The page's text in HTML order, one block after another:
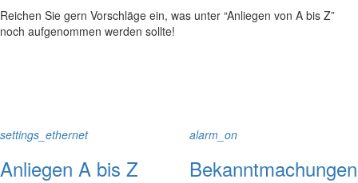
Reichen Sie gern Vorschläge ein, was unter “Anliegen von A bis Z”
noch aufgenommen werden sollte!
settings_ethernet
Anliegen A bis Z
alarm_on
Bekanntmachungen